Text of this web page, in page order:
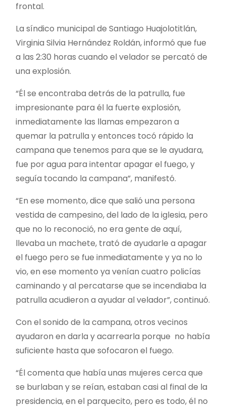
frontal.
La síndico municipal de Santiago Huajolotitlán,
Virginia Silvia Hernández Roldán, informó que fue
a las 2:30 horas cuando el velador se percató de
una explosión.
“Él se encontraba detrás de la patrulla, fue
impresionante para él la fuerte explosión,
inmediatamente las llamas empezaron a
quemar la patrulla y entonces tocó rápido la
campana que tenemos para que se le ayudara,
fue por agua para intentar apagar el fuego, y
seguía tocando la campana”, manifestó.
“En ese momento, dice que salió una persona
vestida de campesino, del lado de la iglesia, pero
que no lo reconoció, no era gente de aquí,
llevaba un machete, trató de ayudarle a apagar
el fuego pero se fue inmediatamente y ya no lo
vio, en ese momento ya venían cuatro policías
caminando y al percatarse que se incendiaba la
patrulla acudieron a ayudar al velador”, continuó.
Con el sonido de la campana, otros vecinos
ayudaron en darla y acarrearla porque no había
suficiente hasta que sofocaron el fuego.
“Él comenta que había unas mujeres cerca que
se burlaban y se reían, estaban casi al final de la
presidencia, en el parquecito, pero es todo, él no